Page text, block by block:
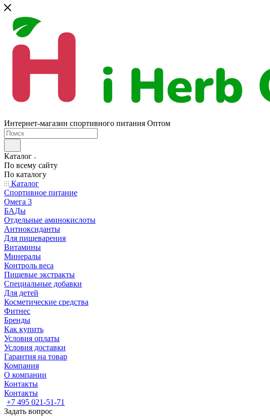
Интернет-магазин спортивного питания Оптом
Каталог
По всему сайту
По каталогу
Каталог
Спортивное питание
Омега 3
БАДы
Отдельные аминокислоты
Антиоксиданты
Для пищеварения
Витамины
Минералы
Контроль веса
Пищевые экстракты
Специальные добавки
Для детей
Косметические средства
Фитнес
Бренды
Как купить
Условия оплаты
Условия доставки
Гарантия на товар
Компания
О компании
Контакты
Контакты
+7 495 021-51-71
Задать вопрос